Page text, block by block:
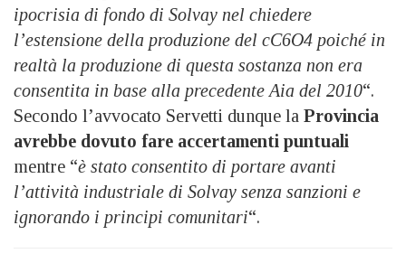
ipocrisia di fondo di Solvay nel chiedere
l’estensione della produzione del cC6O4 poiché in
realtà la produzione di questa sostanza non era
consentita in base alla precedente Aia del 2010“.
Secondo l’avvocato Servetti dunque la Provincia
avrebbe dovuto fare accertamenti puntuali
mentre “è stato consentito di portare avanti
l’attività industriale di Solvay senza sanzioni e
ignorando i principi comunitari“.